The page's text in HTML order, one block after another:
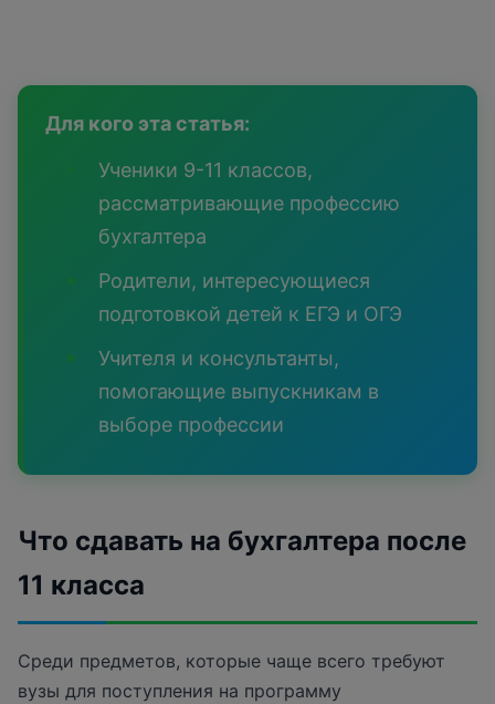
Для кого эта статья:
Ученики 9-11 классов,
рассматривающие профессию
бухгалтера
Родители, интересующиеся
подготовкой детей к ЕГЭ и ОГЭ
Учителя и консультанты,
помогающие выпускникам в
выборе профессии
Что сдавать на бухгалтера после
11 класса
Среди предметов, которые чаще всего требуют
вузы для поступления на программу